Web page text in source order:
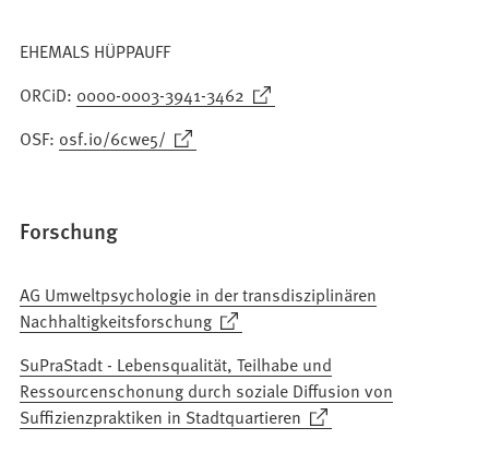
EHEMALS HÜPPAUFF
ORCiD: 0000-0003-3941-3462
(Öffnet
einem
OSF: osf.io/6cwe5/
(Öffnet
Tab)
Forschung
AG Umweltpsychologie in der transdisziplinären
Nachhaltigkeitsforschung
(Öffnet
einem
neuen
Tab)
SuPraStadt - Lebensqualität, Teilhabe und
Ressourcenschonung durch soziale Diffusion von
Suffizienzpraktiken in Stadtquartieren
(Öffnet